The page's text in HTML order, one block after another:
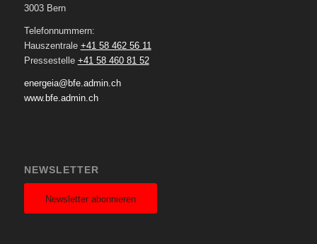
3003 Bern
Telefonnummern:
Hauszentrale +41 58 462 56 11
Pressestelle +41 58 460 81 52
energeia@bfe.admin.ch
www.bfe.admin.ch
NEWSLETTER
Newsletter abonnieren